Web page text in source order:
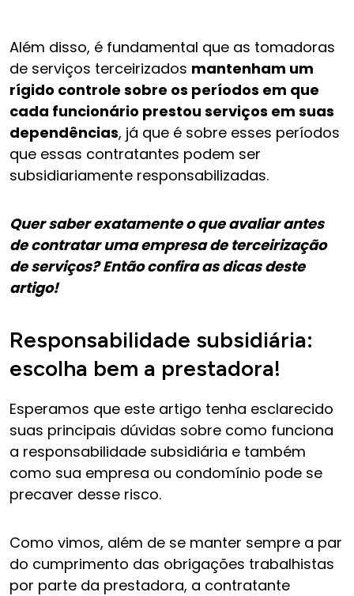
Além disso, é fundamental que as tomadoras
de serviços terceirizados mantenham um
rígido controle sobre os períodos em que
cada funcionário prestou serviços em suas
dependências, já que é sobre esses períodos
que essas contratantes podem ser
subsidiariamente responsabilizadas.
Quer saber exatamente o que avaliar antes
de contratar uma empresa de terceirização
de serviços? Então confira as dicas deste
artigo!
Responsabilidade subsidiária:
escolha bem a prestadora!
Esperamos que este artigo tenha esclarecido
suas principais dúvidas sobre como funciona
a responsabilidade subsidiária e também
como sua empresa ou condomínio pode se
precaver desse risco.
Como vimos, além de se manter sempre a par
do cumprimento das obrigações trabalhistas
por parte da prestadora, a contratante